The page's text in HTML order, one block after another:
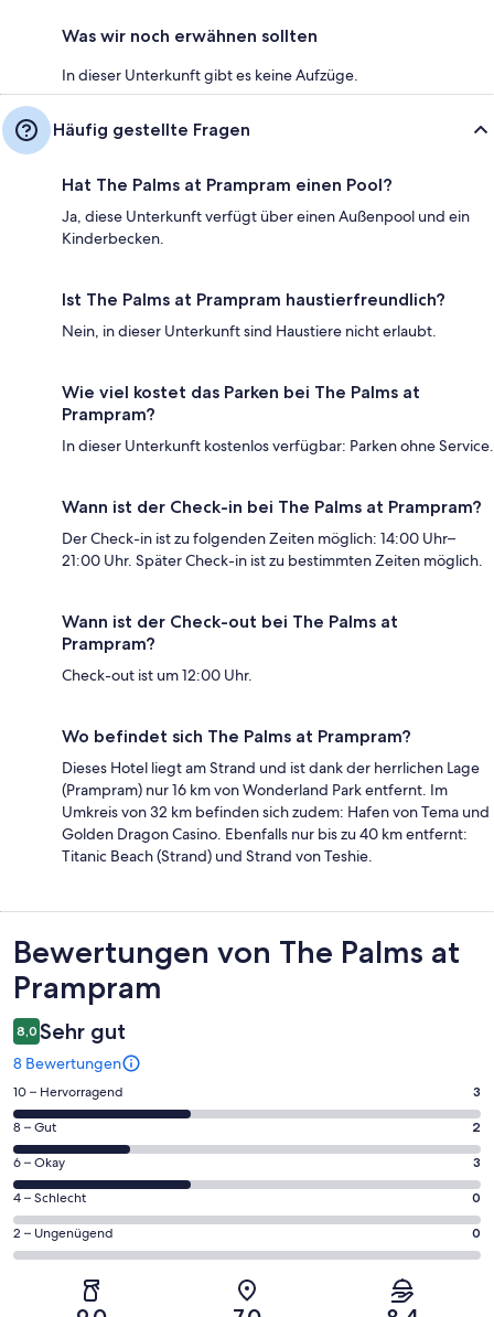
Was wir noch erwähnen sollten
In dieser Unterkunft gibt es keine Aufzüge.
Häufig gestellte Fragen
Hat The Palms at Prampram einen Pool?
Ja, diese Unterkunft verfügt über einen Außenpool und ein
Kinderbecken.
Ist The Palms at Prampram haustierfreundlich?
Nein, in dieser Unterkunft sind Haustiere nicht erlaubt.
Wie viel kostet das Parken bei The Palms at
Prampram?
In dieser Unterkunft kostenlos verfügbar: Parken ohne Service.
Wann ist der Check-in bei The Palms at Prampram?
Der Check-in ist zu folgenden Zeiten möglich: 14:00 Uhr–
21:00 Uhr. Später Check-in ist zu bestimmten Zeiten möglich.
Wann ist der Check-out bei The Palms at
Prampram?
Check-out ist um 12:00 Uhr.
Wo befindet sich The Palms at Prampram?
Dieses Hotel liegt am Strand und ist dank der herrlichen Lage
(Prampram) nur 16 km von Wonderland Park entfernt. Im
Umkreis von 32 km befinden sich zudem: Hafen von Tema und
Golden Dragon Casino. Ebenfalls nur bis zu 40 km entfernt:
Titanic Beach (Strand) und Strand von Teshie.
Bewertungen
Bewertungen von The Palms at
Prampram
8,0 Sehr gut
8 Bewertungen
3
von
insgesamt
8
Gästebewertungen
haben
eine
Bewertung
10 – Hervorragend 3
2
von
insgesamt
8
Gästebewertungen
haben
Bewertung
8 – Gut 2
3
von
insgesamt
8
Gästebewertungen
6 – Okay 3
0
von
insgesamt
Gästebewertungen
4 – Schlecht 0
0
von
insgesamt
2 – Ungenügend 0